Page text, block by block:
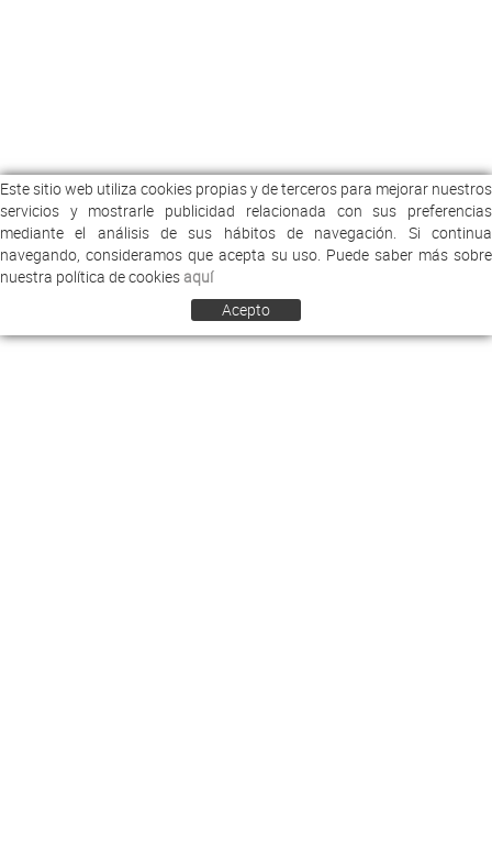
Este sitio web utiliza cookies propias y de terceros para mejorar nuestros
servicios y mostrarle publicidad relacionada con sus preferencias
mediante el análisis de sus hábitos de navegación. Si continua
navegando, consideramos que acepta su uso. Puede saber más sobre
nuestra política de cookiesaquí
Acepto